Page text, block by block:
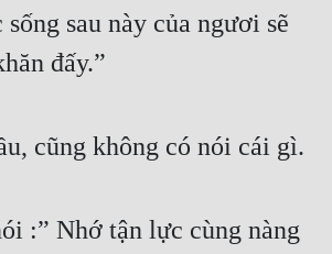
sau này của ngươi sẽ
đấy.”
cũng không có nói cái gì.
:” Nhớ tận lực cùng nàng